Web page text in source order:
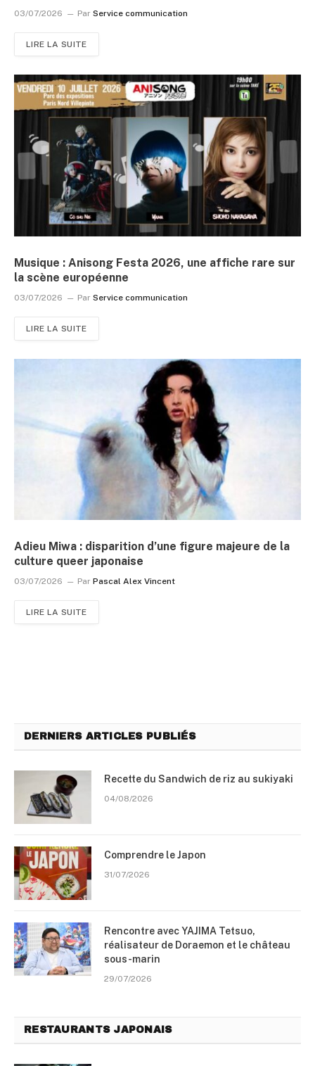
03/07/2026 Par Service communication
LIRE LA SUITE
Musique : Anisong Festa 2026, une affiche rare sur
la scène européenne
03/07/2026 Par Service communication
LIRE LA SUITE
Adieu Miwa : disparition d’une figure majeure de la
culture queer japonaise
03/07/2026 Par Pascal Alex Vincent
LIRE LA SUITE
DERNIERS ARTICLES PUBLIÉS
Recette du Sandwich de riz au sukiyaki
04/08/2026
Comprendre le Japon
31/07/2026
Rencontre avec YAJIMA Tetsuo,
réalisateur de Doraemon et le château
sous-marin
29/07/2026
RESTAURANTS JAPONAIS